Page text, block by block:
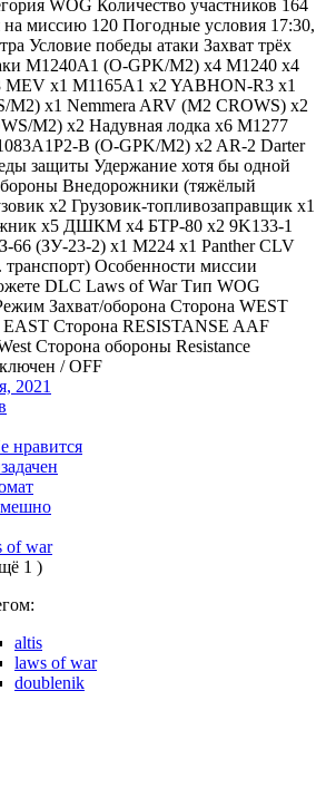
WOG Количество участников 164
миссию 120 Погодные условия 17:30,
Условие победы атаки Захват трёх
M1240A1 (O-GPK/M2) x4 M1240 x4
х1 M1165A1 x2 YABHON-R3 х1
M2) х1 Nemmera ARV (M2 CROWS) х2
M2) x2 Надувная лодка х6 M1277
B (O-GPK/M2) x2 AR-2 Darter
защиты Удержание хотя бы одной
Внедорожники (тяжёлый
х2 Грузовик-топливозаправщик х1
х5 ДШКМ х4 БТР-80 x2 9K133-1
66 (ЗУ-23-2) x1 M224 x1 Panther CLV
Особенности миссии
DLC Laws of War Тип WOG
Захват/оборона Сторона WEST
Сторона RESISTANSE AAF
Сторона обороны Resistance
/ OFF
2021
of war
1 )
altis
laws of war
doublenik